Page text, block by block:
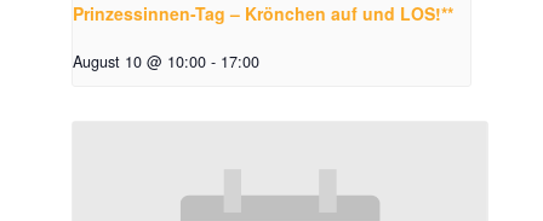
Prinzessinnen-Tag – Krönchen auf und LOS!**
August 10 @ 10:00 - 17:00